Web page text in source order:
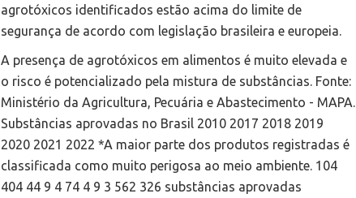
agrotóxicos identificados estão acima do limite de
segurança de acordo com legislação brasileira e europeia.
A presença de agrotóxicos em alimentos é muito elevada e
o risco é potencializado pela mistura de substâncias. Fonte:
Ministério da Agricultura, Pecuária e Abastecimento - MAPA.
Substâncias aprovadas no Brasil 2010 2017 2018 2019
2020 2021 2022 *A maior parte dos produtos registradas é
classificada como muito perigosa ao meio ambiente. 104
404 44 9 4 74 4 9 3 562 326 substâncias aprovadas